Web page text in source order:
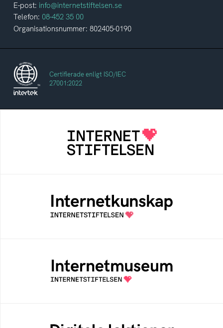
E-post: info@internetstiftelsen.se
Telefon: 08-452 35 00
Organisationsnummer: 802405-0190
Certifierade enligt ISO/IEC
27001:2022
Internetstiftelsen verkar för ett internet som
bidrar positivt till människan och samhället
Samlad kunskap som hjälper dig att bli en
säker och medveten internetanvändare
Ett digitalt museum som byggts, och kureras
av Internetstiftelsen